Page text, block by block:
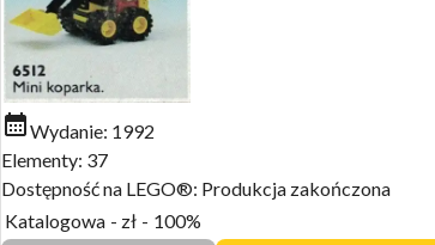
Wydanie: 1992
Elementy: 37
Dostępność na LEGO®: Produkcja zakończona
Katalogowa - zł - 100%